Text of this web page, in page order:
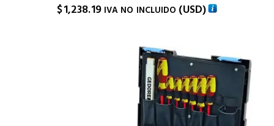
$1,238.19 IVA NO INCLUIDO (USD)